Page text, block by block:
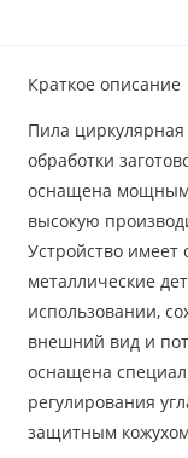
Краткое описание
Пила циркулярная
обработки
оснащена мощным
высокую
Устройство
металлические
использовании,
внешний вид и
оснащена
регулирования
защитным